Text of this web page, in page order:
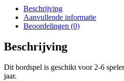
Beschrijving
Aanvullende informatie
Beoordelingen (0)
Beschrijving
Dit bordspel is geschikt voor 2-6
jaar.